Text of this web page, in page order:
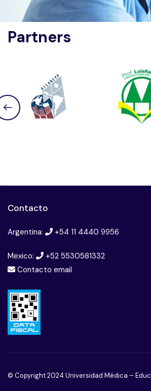
Partners
Contacto
Argentina: +54 11 4440 9956
Mexico:
+52 5530581332
Contacto email
© Copyright 2024 Universidad Médica –